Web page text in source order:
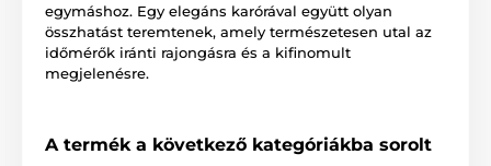
egymáshoz. Egy elegáns karórával együtt olyan
összhatást teremtenek, amely természetesen utal az
időmérők iránti rajongásra és a kifinomult
megjelenésre.
A termék a következő kategóriákba sorolt